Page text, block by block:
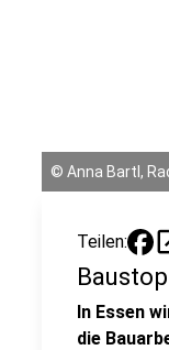
© Anna Bartl,
Teilen:
In Essen
die